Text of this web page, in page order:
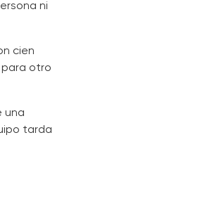
ni
cien
para otro
una
tarda